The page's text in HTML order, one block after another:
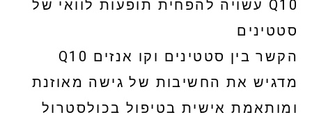
Q10 עשויה להפחית תופעות לוואי של
סטטינים
הקשר בין סטטינים וקו אנזים Q10
מדגיש את החשיבות של גישה מאוזנת
ומותאמת אישית בטיפול בכולסטרול